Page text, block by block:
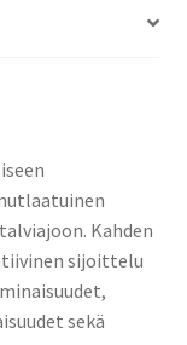
Kahden
sijoittelu
sekä